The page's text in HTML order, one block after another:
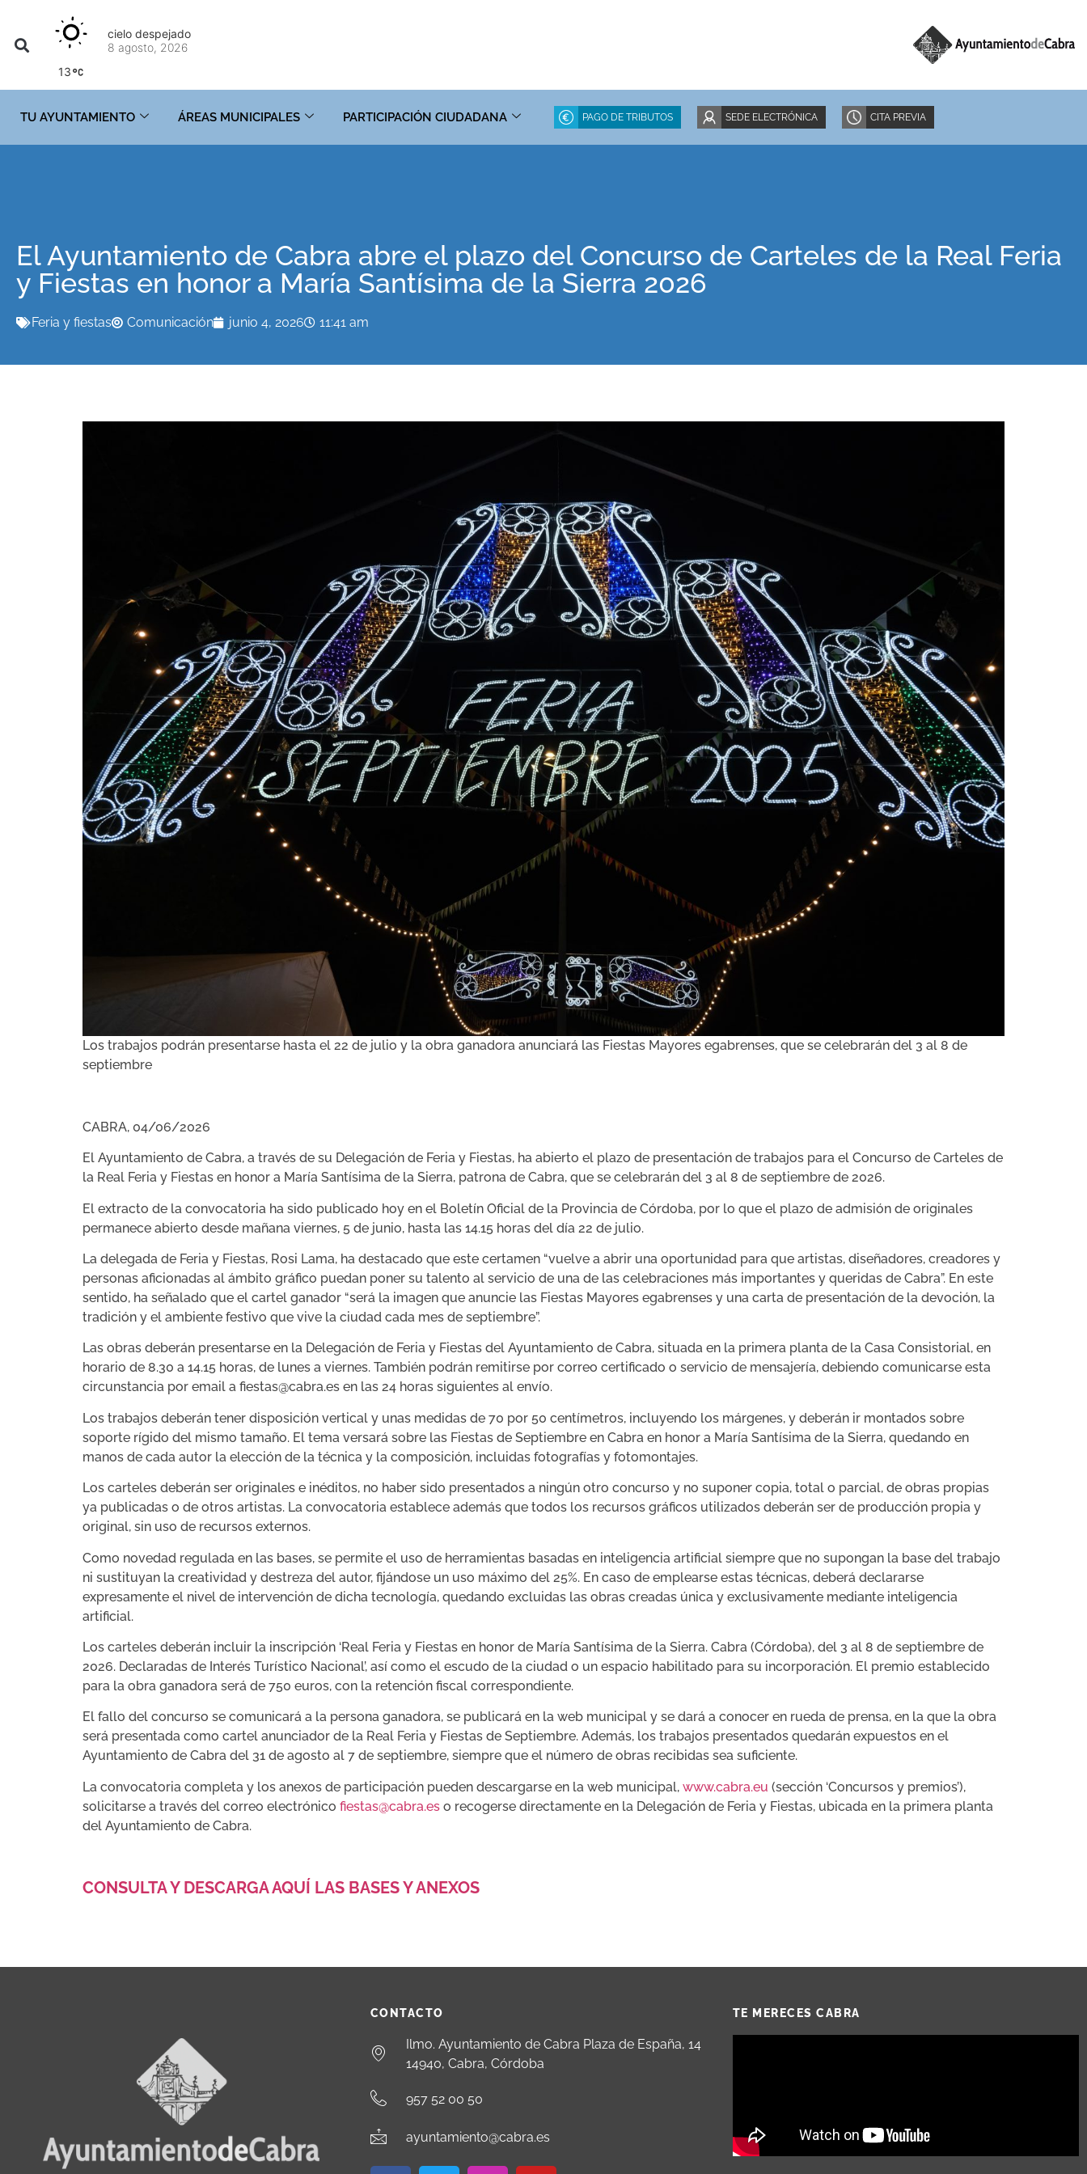
13
cielo despejado
8 agosto, 2026
TU AYUNTAMIENTO ÁREAS MUNICIPALES PARTICIPACIÓN CIUDADANA PAGO DE TRIBUTOS SEDE ELECTRÓNICA CITA PREVIA
El Ayuntamiento de Cabra abre el plazo del Concurso de Carteles de la Real Feria
y Fiestas en honor a María Santísima de la Sierra 2026
Feria y fiestas Comunicación junio 4, 2026 11:41 am
Los trabajos podrán presentarse hasta el 22 de julio y la obra ganadora anunciará las Fiestas Mayores egabrenses, que se celebrarán del 3 al 8 de
septiembre
CABRA, 04/06/2026
El Ayuntamiento de Cabra, a través de su Delegación de Feria y Fiestas, ha abierto el plazo de presentación de trabajos para el Concurso de Carteles de
la Real Feria y Fiestas en honor a María Santísima de la Sierra, patrona de Cabra, que se celebrarán del 3 al 8 de septiembre de 2026.
El extracto de la convocatoria ha sido publicado hoy en el Boletín Oficial de la Provincia de Córdoba, por lo que el plazo de admisión de originales
permanece abierto desde mañana viernes, 5 de junio, hasta las 14.15 horas del día 22 de julio.
La delegada de Feria y Fiestas, Rosi Lama, ha destacado que este certamen “vuelve a abrir una oportunidad para que artistas, diseñadores, creadores y
personas aficionadas al ámbito gráfico puedan poner su talento al servicio de una de las celebraciones más importantes y queridas de Cabra”. En este
sentido, ha señalado que el cartel ganador “será la imagen que anuncie las Fiestas Mayores egabrenses y una carta de presentación de la devoción, la
tradición y el ambiente festivo que vive la ciudad cada mes de septiembre”.
Las obras deberán presentarse en la Delegación de Feria y Fiestas del Ayuntamiento de Cabra, situada en la primera planta de la Casa Consistorial, en
horario de 8.30 a 14.15 horas, de lunes a viernes. También podrán remitirse por correo certificado o servicio de mensajería, debiendo comunicarse esta
circunstancia por email a fiestas@cabra.es en las 24 horas siguientes al envío.
Los trabajos deberán tener disposición vertical y unas medidas de 70 por 50 centímetros, incluyendo los márgenes, y deberán ir montados sobre
soporte rígido del mismo tamaño. El tema versará sobre las Fiestas de Septiembre en Cabra en honor a María Santísima de la Sierra, quedando en
manos de cada autor la elección de la técnica y la composición, incluidas fotografías y fotomontajes.
Los carteles deberán ser originales e inéditos, no haber sido presentados a ningún otro concurso y no suponer copia, total o parcial, de obras propias
ya publicadas o de otros artistas. La convocatoria establece además que todos los recursos gráficos utilizados deberán ser de producción propia y
original, sin uso de recursos externos.
Como novedad regulada en las bases, se permite el uso de herramientas basadas en inteligencia artificial siempre que no supongan la base del trabajo
ni sustituyan la creatividad y destreza del autor, fijándose un uso máximo del 25%. En caso de emplearse estas técnicas, deberá declararse
expresamente el nivel de intervención de dicha tecnología, quedando excluidas las obras creadas única y exclusivamente mediante inteligencia
artificial.
Los carteles deberán incluir la inscripción ‘Real Feria y Fiestas en honor de María Santísima de la Sierra. Cabra (Córdoba), del 3 al 8 de septiembre de
2026. Declaradas de Interés Turístico Nacional’, así como el escudo de la ciudad o un espacio habilitado para su incorporación. El premio establecido
para la obra ganadora será de 750 euros, con la retención fiscal correspondiente.
El fallo del concurso se comunicará a la persona ganadora, se publicará en la web municipal y se dará a conocer en rueda de prensa, en la que la obra
será presentada como cartel anunciador de la Real Feria y Fiestas de Septiembre. Además, los trabajos presentados quedarán expuestos en el
Ayuntamiento de Cabra del 31 de agosto al 7 de septiembre, siempre que el número de obras recibidas sea suficiente.
La convocatoria completa y los anexos de participación pueden descargarse en la web municipal, www.cabra.eu (sección ‘Concursos y premios’),
solicitarse a través del correo electrónico fiestas@cabra.es o recogerse directamente en la Delegación de Feria y Fiestas, ubicada en la primera planta
del Ayuntamiento de Cabra.
CONSULTA Y DESCARGA AQUÍ LAS BASES Y ANEXOS
CONTACTO
Ilmo. Ayuntamiento de Cabra Plaza de España, 14
14940, Cabra, Córdoba
957 52 00 50
ayuntamiento@cabra.es
TE MERECES CABRA